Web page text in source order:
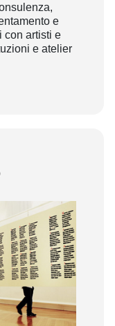
e
con artisti e
e atelier